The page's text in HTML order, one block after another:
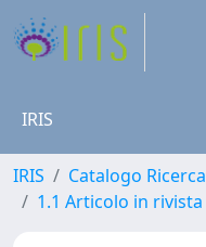
IRIS
IRIS Catalogo Ricerca
1.1 Articolo in rivista